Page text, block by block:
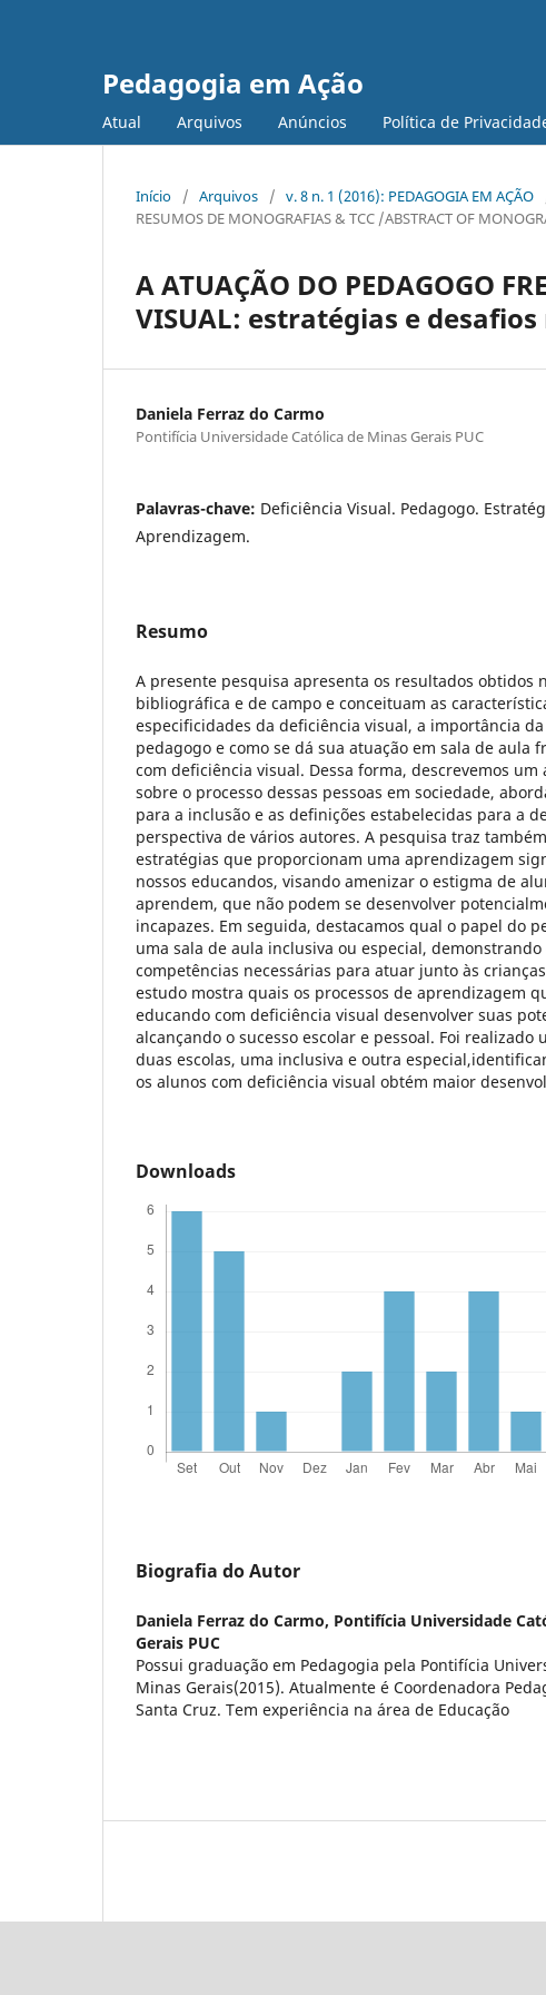
Pedagogia em Ação
Atual Arquivos Anúncios Política de
Início / Arquivos / v. 8 n. 1 (2016): PEDAGOGIA EM AÇÃO
RESUMOS DE MONOGRAFIAS & TCC /ABSTRACT OF
A ATUAÇÃO DO PEDAGOGO
VISUAL: estratégias e
Daniela Ferraz do Carmo
Pontifícia Universidade Católica de Minas Gerais PUC
Palavras-chave: Deficiência Visual. Pedagogo.
Aprendizagem.
Resumo
A presente pesquisa apresenta os resultados obtidos
bibliográfica e de campo e conceituam as
especificidades da deficiência visual, a importância
pedagogo e como se dá sua atuação em sala de aula
com deficiência visual. Dessa forma, descrevemos
sobre o processo dessas pessoas em sociedade,
para a inclusão e as definições estabelecidas para a
perspectiva de vários autores. A pesquisa traz
estratégias que proporcionam uma aprendizagem
nossos educandos, visando amenizar o estigma de
aprendem, que não podem se desenvolver
incapazes. Em seguida, destacamos qual o papel do
uma sala de aula inclusiva ou especial, demonstrando
competências necessárias para atuar junto às
estudo mostra quais os processos de aprendizagem
educando com deficiência visual desenvolver suas
alcançando o sucesso escolar e pessoal. Foi realizado
duas escolas, uma inclusiva e outra
os alunos com deficiência visual obtém maior
Downloads
Biografia do Autor
Daniela Ferraz do Carmo, Pontifícia Universidade
Gerais PUC
Possui graduação em Pedagogia pela Pontifícia
Minas Gerais(2015). Atualmente é Coordenadora
Santa Cruz. Tem experiência na área de Educação